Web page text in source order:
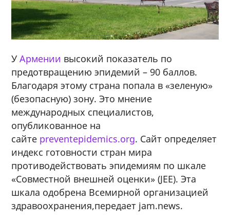
УАрмении высокий показатель по
предотвращению эпидемий – 90 баллов.
Благодаря этому страна попала в «зеленую»
(безопасную) зону. Это мнение
международных специалистов,
опубликованное на
сайте preventepidemics.org. Сайт определяет
индекс готовности стран мира
противодействовать эпидемиям по шкале
«Совместной внешней оценки» (JEE). Эта
шкала одобрена Всемирной организацией
здравоохранения,передает jam.news.